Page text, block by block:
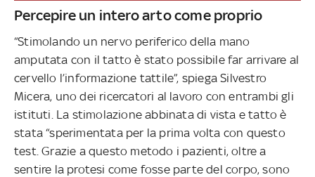
Percepire un intero arto come proprio
“Stimolando un nervo periferico della mano
amputata con il tatto è stato possibile far arrivare al
cervello l’informazione tattile”, spiega Silvestro
Micera, uno dei ricercatori al lavoro con entrambi gli
istituti. La stimolazione abbinata di vista e tatto è
stata “sperimentata per la prima volta con questo
test. Grazie a questo metodo i pazienti, oltre a
sentire la protesi come fosse parte del corpo, sono